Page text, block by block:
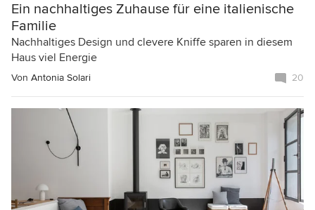
Ein nachhaltiges Zuhause für eine italienische
Familie
Nachhaltiges Design und clevere Kniffe sparen in diesem
Haus viel Energie
Von Antonia Solari 20